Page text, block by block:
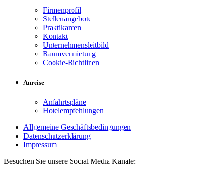
Firmenprofil
Stellenangebote
Praktikanten
Kontakt
Unternehmensleitbild
Raumvermietung
Cookie-Richtlinen
Anreise
Anfahrtspläne
Hotelempfehlungen
Allgemeine Geschäftsbedingungen
Datenschutzerklärung
Impressum
Besuchen Sie unsere Social Media Kanäle: